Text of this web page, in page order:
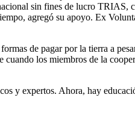
sin fines de lucro TRIAS,
agregó su apoyo. Ex
de pagar por la tierra a
los miembros de la
y expertos. Ahora, hay